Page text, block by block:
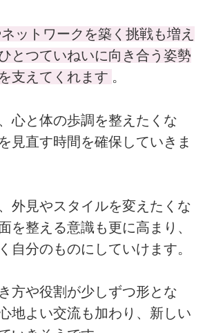
ットワークを築く挑戦も増え
とつていねいに向き合う姿勢
支えてくれます 。
心と体の歩調を整えたくな
見直す時間を確保していきま
外見やスタイルを変えたくな
を整える意識も更に高まり、
自分のものにしていけます。
方や役割が少しずつ形とな
地よい交流も加わり、新しい